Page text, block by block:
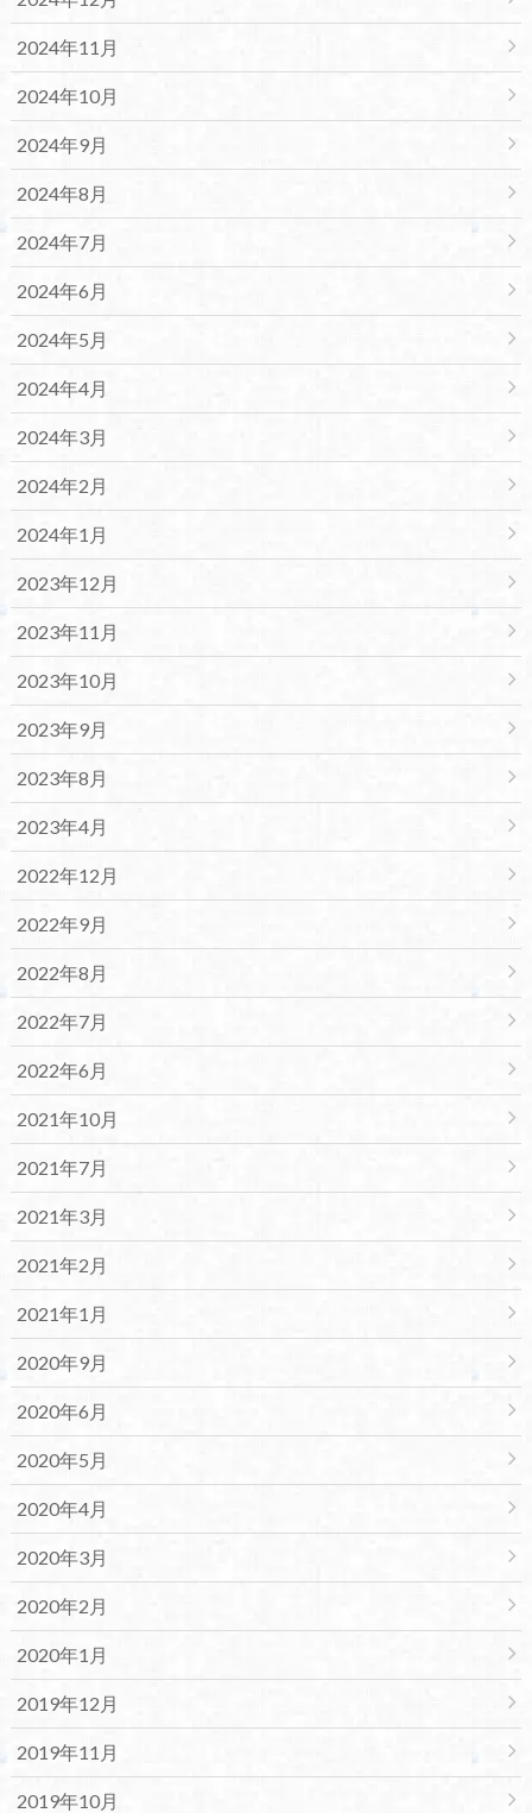
2024年11月
2024年10月
2024年9月
2024年8月
2024年7月
2024年6月
2024年5月
2024年4月
2024年3月
2024年2月
2024年1月
2023年12月
2023年11月
2023年10月
2023年9月
2023年8月
2023年4月
2022年12月
2022年9月
2022年8月
2022年7月
2022年6月
2021年10月
2021年7月
2021年3月
2021年2月
2021年1月
2020年9月
2020年6月
2020年5月
2020年4月
2020年3月
2020年2月
2020年1月
2019年12月
2019年11月
2019年10月